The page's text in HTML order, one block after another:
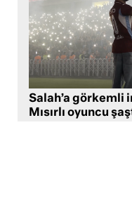
Salah’a görkemli
Mısırlı oyuncu